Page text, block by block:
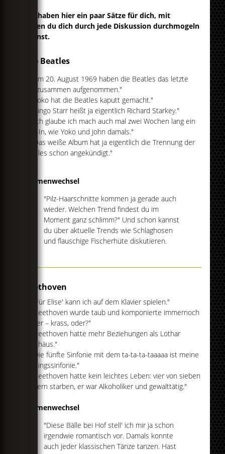
Wir haben hier ein paar Sätze für dich, mit
denen du dich durch jede Diskussion durchmogeln
kannst.
The Beatles
"Am 20. August 1969 haben die Beatles das letzte
Mal zusammen aufgenommen."
"Yoko hat die Beatles kaputt gemacht."
"Ringo Starr heißt ja eigentlich Richard Starkey."
"Ich glaube ich mach auch mal zwei Wochen lang ein
Bed-In, wie Yoko und John damals."
"Das weiße Album hat ja eigentlich die Trennung der
Beatles schon angekündigt."
Themenwechsel
"Pilz-Haarschnitte kommen ja gerade auch
wieder. Welchen Trend findest du im
Moment ganz schlimm?" Und schon kannst
du über aktuelle Trends wie Schlaghosen
und flauschige Fischerhüte diskutieren.
Beethoven
1. "'Für Elise' kann ich auf dem Klavier spielen."
2. "Beethoven wurde taub und komponierte immernoch
weiter – krass, oder?"
3. "Beethoven hatte mehr Beziehungen als Lothar
Matthäus."
4. "Die fünfte Sinfonie mit dem ta-ta-ta-taaaaa ist meine
Lieblingssinfonie."
5. "Beethoven hatte kein leichtes Leben: vier von sieben
Kindern starben, er war Alkoholiker und gewalttätig."
Themenwechsel
"Diese Bälle bei Hof stell' ich mir ja schon
irgendwie romantisch vor. Damals konnte
auch jeder klassischen Tänze tanzen. Hast